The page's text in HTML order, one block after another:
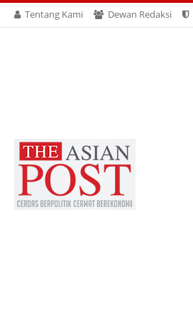
Tentang Kami Dewan Redaksi